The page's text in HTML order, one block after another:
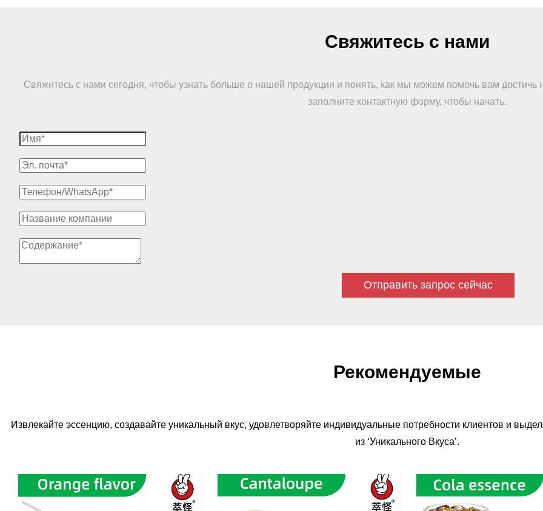
Свяжитесь с нами
Свяжитесь с нами сегодня, чтобы узнать больше о нашей продукции и понять, как мы можем помочь вам
заполните контактную форму, чтобы начать.
Отправить запрос сейчас
Рекомендуемые
Извлекайте эссенцию, создавайте уникальный вкус, удовлетворяйте индивидуальные потребности клиентов и
из ‘Уникального Вкуса’.